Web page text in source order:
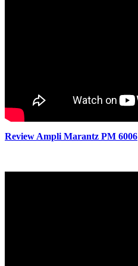
Review Ampli Marantz PM 6006